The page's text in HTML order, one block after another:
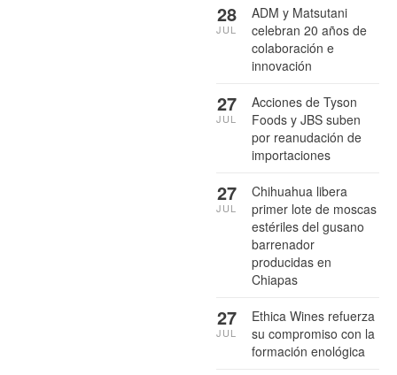
ADM y Matsutani
celebran 20 años de
colaboración e
innovación
28
JUL
Acciones de Tyson
Foods y JBS suben
por reanudación de
importaciones
27
JUL
Chihuahua libera
primer lote de moscas
estériles del gusano
barrenador
producidas en
Chiapas
27
JUL
Ethica Wines refuerza
su compromiso con la
formación enológica
27
JUL